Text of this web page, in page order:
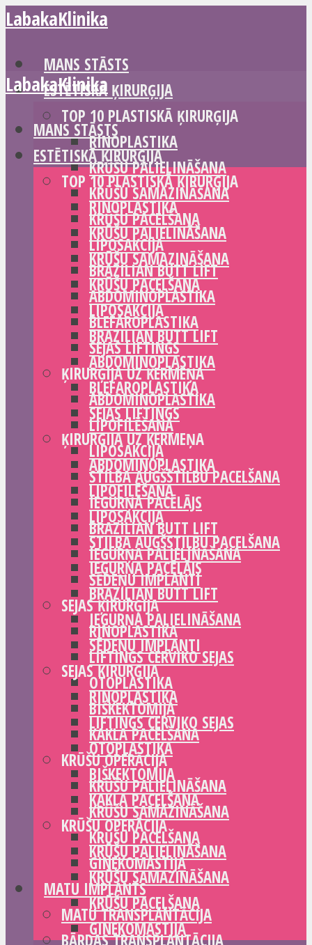
LabakaKlinika
MANS STĀSTS
ESTĒTISKĀ ĶIRURĢIJA
TOP 10 PLASTISKĀ ĶIRURĢIJA
RINOPLASTIKA
KRŪŠU PALIELINĀŠANA
KRŪŠU SAMAZINĀŠANA
KRŪŠU PACELŠANA
LIPOSAKCIJA
BRAZILIAN BUTT LIFT
ABDOMINOPLASTIKA
BLEFAROPLASTIKA
SEJAS LIFTINGS
ĶIRURĢIJA UZ ĶERMEŅA
ABDOMINOPLASTIKA
LIPOFILĒŠANA
LIPOSAKCIJA
STILBA AUGŠSTILBU PACELŠANA
IEGURŅA PACĒLĀJS
BRAZILIAN BUTT LIFT
IEGURŅA PALIELINĀŠANA
SĒDEŅU IMPLANTI
SEJAS ĶIRURĢIJA
RINOPLASTIKA
LIFTINGS CERVIKO SEJAS
OTOPLASTIKA
BIŠKEKTOMIJA
KAKLA PACELŠANA
KRŪŠU OPERĀCIJA
KRŪŠU PALIELINĀŠANA
KRŪŠU SAMAZINĀŠANA
KRŪŠU PACELŠANA
GINEKOMASTIJA
MATU IMPLANTS
MATU TRANSPLANTĀCIJA
BĀRDAS TRANSPLANTĀCIJA
LabakaKlinika
MANS STĀSTS
ESTĒTISKĀ ĶIRURĢIJA
TOP 10 PLASTISKĀ ĶIRURĢIJA
RINOPLASTIKA
KRŪŠU PALIELINĀŠANA
KRŪŠU SAMAZINĀŠANA
KRŪŠU PACELŠANA
LIPOSAKCIJA
BRAZILIAN BUTT LIFT
ABDOMINOPLASTIKA
BLEFAROPLASTIKA
SEJAS LIFTINGS
ĶIRURĢIJA UZ ĶERMEŅA
ABDOMINOPLASTIKA
LIPOFILĒŠANA
LIPOSAKCIJA
STILBA AUGŠSTILBU PACELŠANA
IEGURŅA PACĒLĀJS
BRAZILIAN BUTT LIFT
IEGURŅA PALIELINĀŠANA
SĒDEŅU IMPLANTI
SEJAS ĶIRURĢIJA
RINOPLASTIKA
LIFTINGS CERVIKO SEJAS
OTOPLASTIKA
BIŠKEKTOMIJA
KAKLA PACELŠANA
KRŪŠU OPERĀCIJA
KRŪŠU PALIELINĀŠANA
KRŪŠU SAMAZINĀŠANA
KRŪŠU PACELŠANA
GINEKOMASTIJA